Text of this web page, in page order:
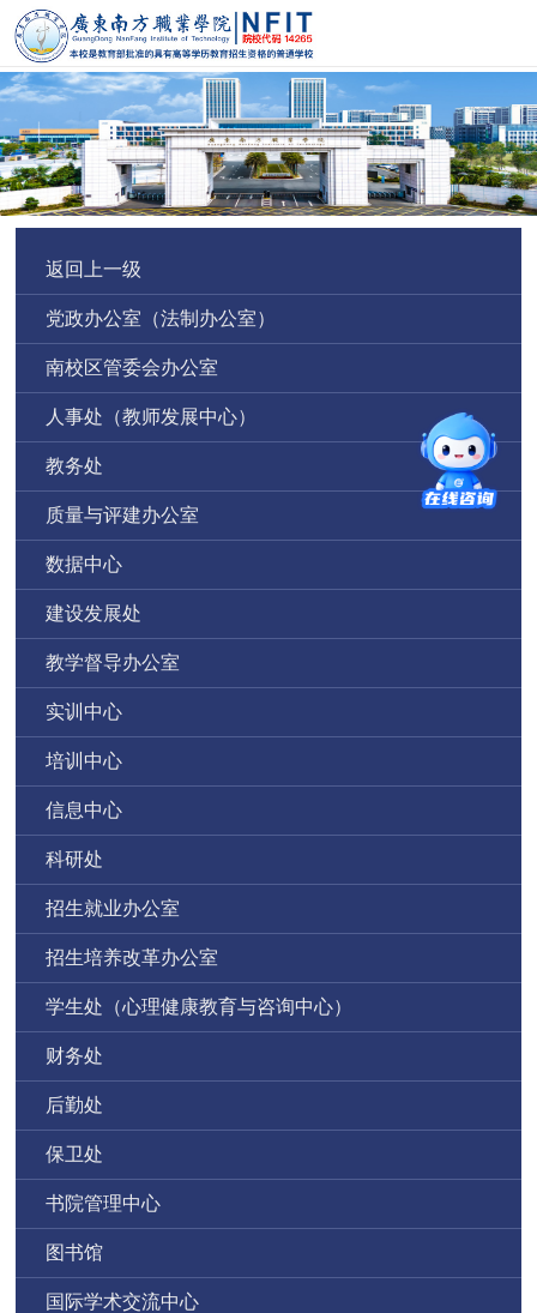
返回上一级
党政办公室（法制办公室）
南校区管委会办公室
人事处（教师发展中心）
教务处
质量与评建办公室
数据中心
建设发展处
教学督导办公室
实训中心
培训中心
信息中心
科研处
招生就业办公室
招生培养改革办公室
学生处（心理健康教育与咨询中心）
财务处
后勤处
保卫处
书院管理中心
图书馆
国际学术交流中心